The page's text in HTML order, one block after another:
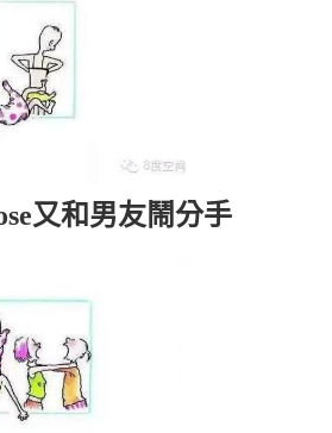
又和男友鬧分手